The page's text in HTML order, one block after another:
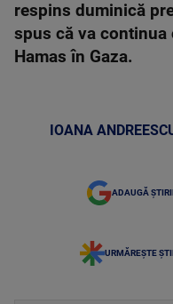
respins duminică
spus că va
Hamas în Gaza.
IOANA
ADAUGĂ
URMĂREȘTE